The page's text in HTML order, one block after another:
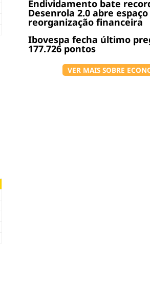
Endividamento bate
Desenrola 2.0 abre
reorganização financeira
Ibovespa fecha último
177.726 pontos
VER MAIS SOBRE